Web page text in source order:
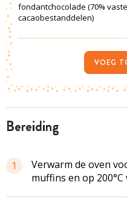
bereiding
1
Verwarm de oven
muffins en op
fondantchocolade (70% vaste
cacaobestanddelen)
VOEG